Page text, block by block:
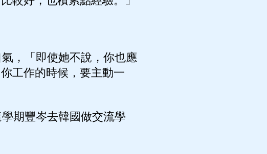
，「即使她不說，你也應
工作的時候，要主動一
期豐岑去韓國做交流學